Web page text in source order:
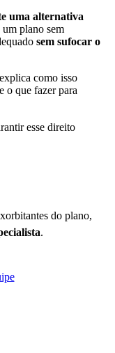
uma alternativa
plano sem
sem sufocar o
como isso
o que fazer para
esse direito
do plano,
.